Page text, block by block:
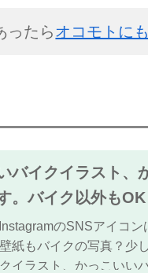
ったらオコモトに
バイクイラスト、
。バイク以外もOK
のSNSアイコ
紙もバイクの写真？少
イラスト、かっこいい